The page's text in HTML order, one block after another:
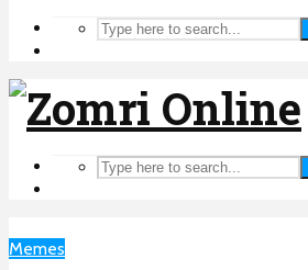
Memes